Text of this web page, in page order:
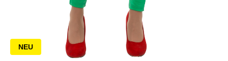
NEU